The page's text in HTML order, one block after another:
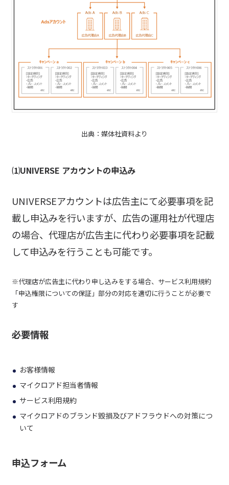
出典：媒体社資料より
⑴UNIVERSE アカウントの申込み
UNIVERSEアカウントは広告主にて必要事項を記
載し申込みを行いますが、広告の運用社が代理店
の場合、代理店が広告主に代わり必要事項を記載
して申込みを行うことも可能です。
※代理店が広告主に代わり申し込みをする場合、サービス利用規約
「申込権限についての保証」部分の対応を適切に行うことが必要で
す
必要情報
お客様情報
マイクロアド担当者情報
サービス利用規約
マイクロアドのブランド毀損及びアドフラウドへの対策につ
いて
申込フォーム